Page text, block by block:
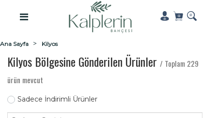
Ana Sayfa Kilyos
Kilyos Bölgesine Gönderilen Ürünler / Toplam 229
ürün mevcut
Sadece İndirimli Ürünler